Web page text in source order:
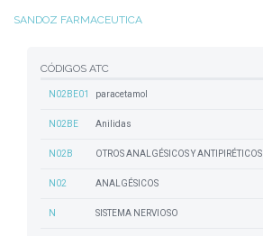
SANDOZ FARMACEUTICA
CÓDIGOS ATC
N02BE01 paracetamol
N02BE Anilidas
N02B OTROS ANALGÉSICOS Y ANTIPIRÉTICOS
N02 ANALGÉSICOS
N SISTEMA NERVIOSO